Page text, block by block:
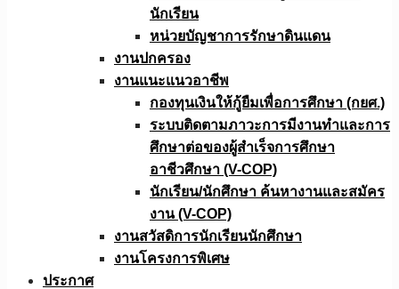
นักเรียน
หน่วยบัญชาการรักษาดินแดน
งานปกครอง
งานแนะแนวอาชีพ
กองทุนเงินให้กู้ยืมเพื่อการศึกษา (กยศ.)
ระบบติดตามภาวะการมีงานทำและการ
ศึกษาต่อของผู้สำเร็จการศึกษา
อาชีวศึกษา (V-COP)
นักเรียน/นักศึกษา ค้นหางานและสมัคร
งาน (V-COP)
งานสวัสดิการนักเรียนนักศึกษา
งานโครงการพิเศษ
ประกาศ